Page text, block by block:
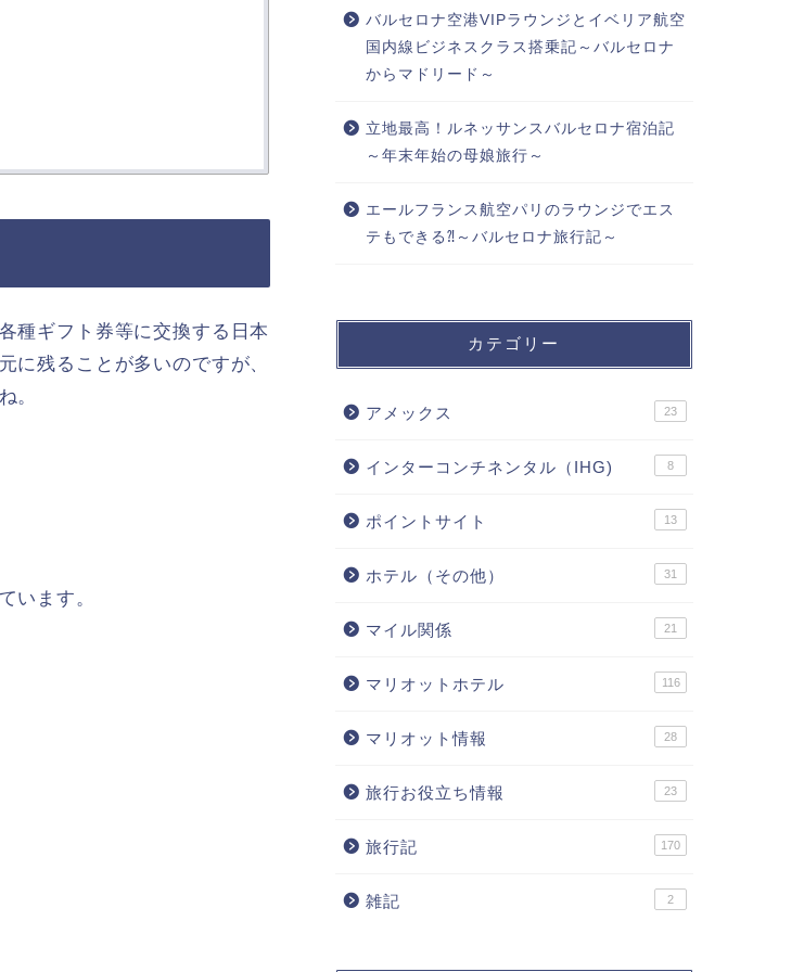
種ギフト券等に交換する日本
に残ることが多いのですが、
。
います。
バルセロナ空港VIPラウンジとイベリア航空
国内線ビジネスクラス搭乗記～バルセロナ
からマドリード～
立地最高！ルネッサンスバルセロナ宿泊記
～年末年始の母娘旅行～
エールフランス航空パリのラウンジでエス
テもできる⁈～バルセロナ旅行記～
カテゴリー
アメックス 23
インターコンチネンタル（IHG) 8
ポイントサイト 13
ホテル（その他） 31
マイル関係 21
マリオットホテル 116
マリオット情報 28
旅行お役立ち情報 23
旅行記 170
雑記 2